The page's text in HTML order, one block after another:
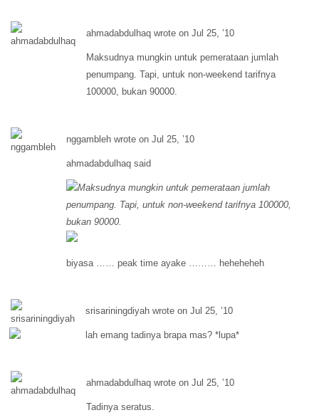
ahmadabdulhaq wrote on Jul 25, ’10
Maksudnya mungkin untuk pemerataan jumlah
penumpang. Tapi, untuk non-weekend tarifnya
100000, bukan 90000.
nggambleh wrote on Jul 25, ’10
ahmadabdulhaq said
Maksudnya mungkin untuk pemerataan jumlah
penumpang. Tapi, untuk non-weekend tarifnya 100000,
bukan 90000.
biyasa …… peak time ayake ……… heheheheh
srisariningdiyah wrote on Jul 25, ’10
lah emang tadinya brapa mas? *lupa*
ahmadabdulhaq wrote on Jul 25, ’10
Tadinya seratus.